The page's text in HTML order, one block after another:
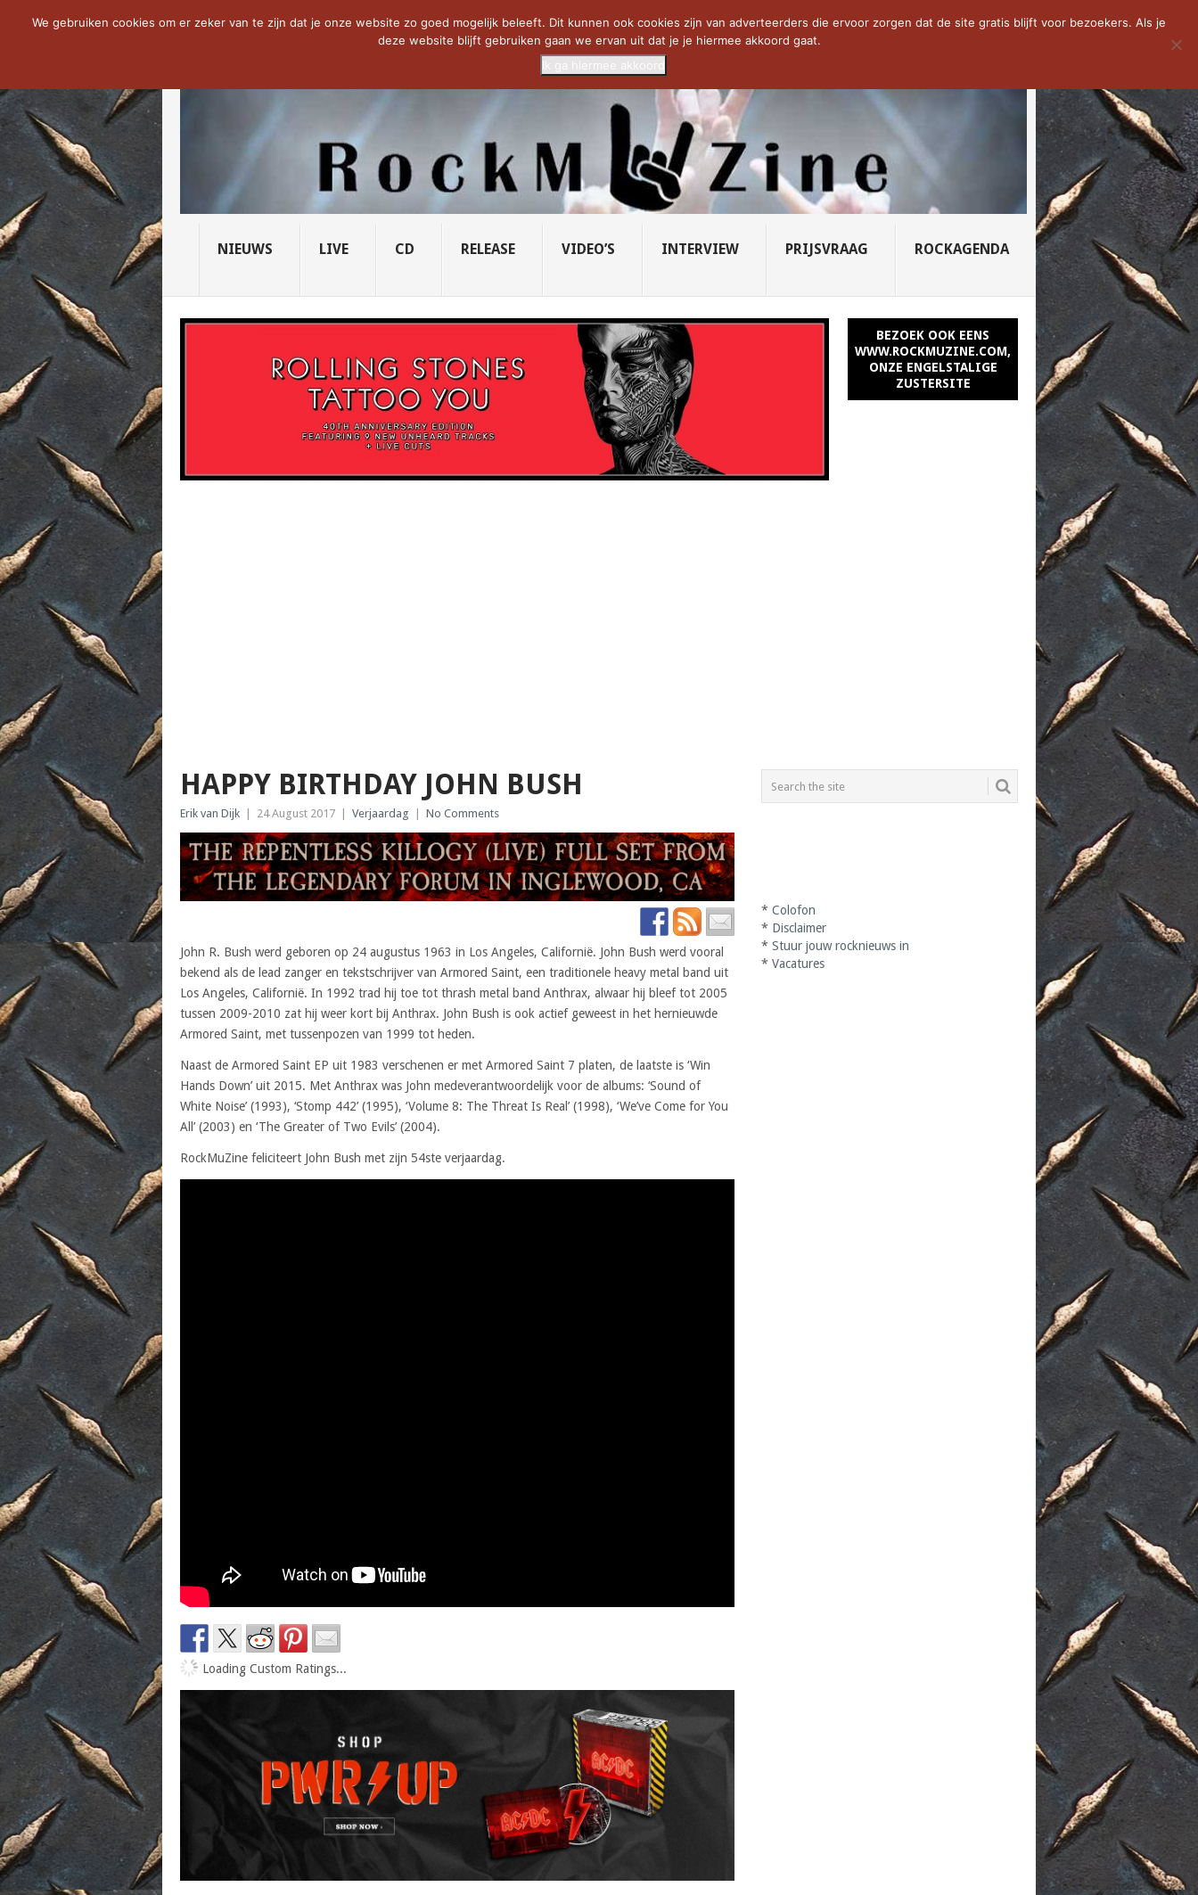
NOW TRENDING: THE VICIOUS HEAD SOCIETY... PRIDE OF LIONS – U... SAVATAGE KOMT TERUG IN 0... CD VAN DE WEEK: SLEEPING...
NIEUWS LIVE CD RELEASE VIDEO’S INTERVIEW PRIJSVRAAG ROCKAGENDA
BEZOEK OOK EENS
WWW.ROCKMUZINE.COM,
ONZE ENGELSTALIGE
ZUSTERSITE
HAPPY BIRTHDAY JOHN BUSH
Erik van Dijk 24 August 2017 Verjaardag No Comments
John R. Bush werd geboren op 24 augustus 1963 in Los Angeles, Californië. John Bush werd vooral
bekend als de lead zanger en tekstschrijver van Armored Saint, een traditionele heavy metal band uit
Los Angeles, Californië. In 1992 trad hij toe tot thrash metal band Anthrax, alwaar hij bleef tot 2005
tussen 2009-2010 zat hij weer kort bij Anthrax. John Bush is ook actief geweest in het hernieuwde
Armored Saint, met tussenpozen van 1999 tot heden.
Naast de Armored Saint EP uit 1983 verschenen er met Armored Saint 7 platen, de laatste is ‘Win
Hands Down’ uit 2015. Met Anthrax was John medeverantwoordelijk voor de albums: ‘Sound of
White Noise’ (1993), ‘Stomp 442’ (1995), ‘Volume 8: The Threat Is Real’ (1998), ‘We’ve Come for You
All’ (2003) en ‘The Greater of Two Evils’ (2004).
RockMuZine feliciteert John Bush met zijn 54ste verjaardag.
Loading Custom Ratings...
*Colofon
* Disclaimer
*Stuur jouw rocknieuws in
*Vacatures
We gebruiken cookies om er zeker van te zijn dat je onze website zo goed mogelijk beleeft. Dit kunnen ook cookies zijn van adverteerders die ervoor zorgen dat de site gratis blijft voor bezoekers. Als je
deze website blijft gebruiken gaan we ervan uit dat je je hiermee akkoord gaat.
Ik ga hiermee akkoord